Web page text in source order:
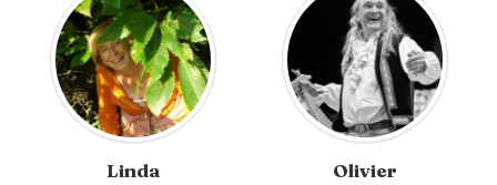
Linda
Olivier